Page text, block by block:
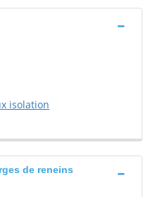
isolation
de reneins